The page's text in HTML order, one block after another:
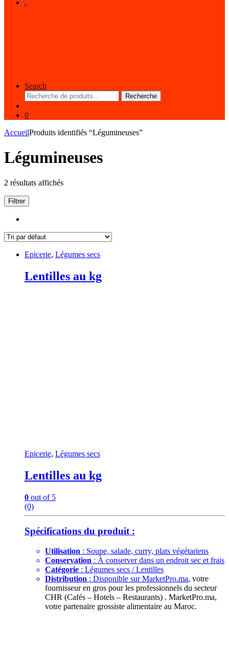
.
Search
Recherche
pour :
Recherche
0
AccueilProduits identifiés “Légumineuses”
Légumineuses
2 résultats affichés
Filtrer
Epicerie, Légumes secs
Lentilles au kg
Epicerie, Légumes secs
Lentilles au kg
0 out of 5
(0)
Spécifications du produit :
Utilisation : Soupe, salade, curry, plats végétariens
Conservation : À conserver dans un endroit sec et frais
Catégorie : Légumes secs / Lentilles
Distribution : Disponible surMarketPro.ma, votre
fournisseur en gros pour les professionnels du secteur
CHR (Cafés – Hotels – Restaurants) . MarketPro.ma,
votre partenaire grossiste alimentaire au Maroc.